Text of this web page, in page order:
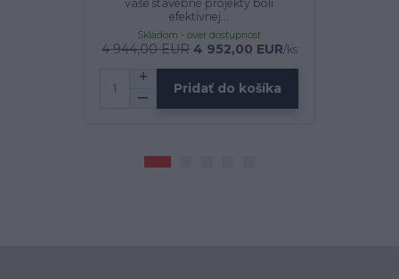
vaše stavebné projekty boli
efektívnej...
4 944,00 EUR 4 952,00 EUR/ks
Skladom - over dostupnosť
Pridať do košíka